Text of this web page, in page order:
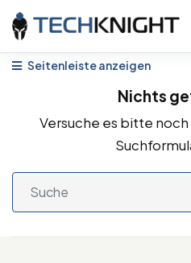
Seitenleiste anzeigen
Nichts
Versuche es bitte